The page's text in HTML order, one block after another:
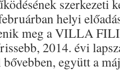
szerkezeti
helyi
meg a VILLA
2014. évi
együtt a